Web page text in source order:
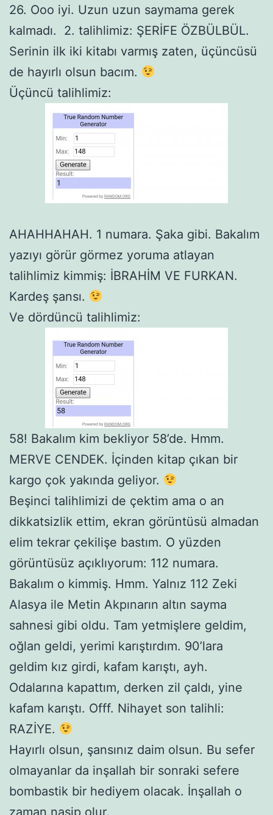
26. Ooo iyi. Uzun uzun saymama gerek
kalmadı. 2. talihlimiz: ŞERİFE ÖZBÜLBÜL.
Serinin ilk iki kitabı varmış zaten, üçüncüsü
de hayırlı olsun bacım.
Üçüncü talihlimiz:
AHAHHAHAH. 1 numara. Şaka gibi. Bakalım
yazıyı görür görmez yoruma atlayan
talihlimiz kimmiş: İBRAHİM VE FURKAN.
Kardeş şansı.
Ve dördüncü talihlimiz:
58! Bakalım kim bekliyor 58’de. Hmm.
MERVE CENDEK. İçinden kitap çıkan bir
kargo çok yakında geliyor.
Beşinci talihlimizi de çektim ama o an
dikkatsizlik ettim, ekran görüntüsü almadan
elim tekrar çekilişe bastım. O yüzden
görüntüsüz açıklıyorum: 112 numara.
Bakalım o kimmiş. Hmm. Yalnız 112 Zeki
Alasya ile Metin Akpınarın altın sayma
sahnesi gibi oldu. Tam yetmişlere geldim,
oğlan geldi, yerimi karıştırdım. 90’lara
geldim kız girdi, kafam karıştı, ayh.
Odalarına kapattım, derken zil çaldı, yine
kafam karıştı. Offf. Nihayet son talihli:
RAZİYE.
Hayırlı olsun, şansınız daim olsun. Bu sefer
olmayanlar da inşallah bir sonraki sefere
bombastik bir hediyem olacak. İnşallah o
zaman nasip olur.